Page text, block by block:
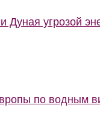
угрозой
по водным